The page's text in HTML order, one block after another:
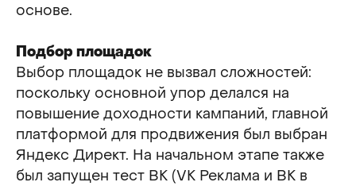
основе.
Подбор площадок
Выбор площадок не вызвал сложностей:
поскольку основной упор делался на
повышение доходности кампаний, главной
платформой для продвижения был выбран
Яндекс Директ. На начальном этапе также
был запущен тест ВК (VK Реклама и ВК в